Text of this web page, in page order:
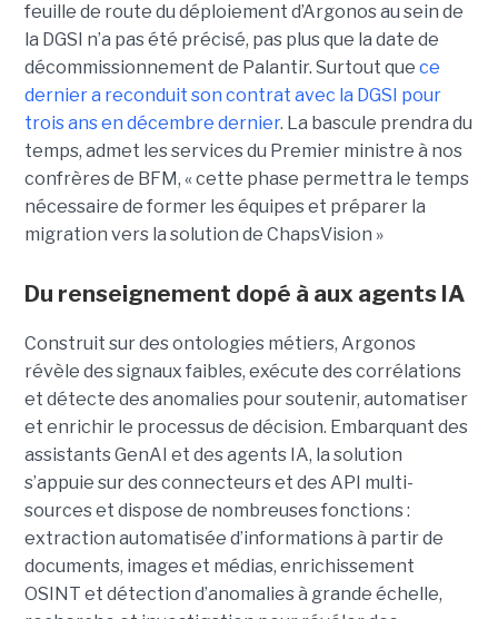
feuille de route du déploiement d’Argonos au sein de
la DGSI n’a pas été précisé, pas plus que la date de
décommissionnement de Palantir. Surtout que ce
dernier a reconduit son contrat avec la DGSI pour
trois ans en décembre dernier. La bascule prendra du
temps, admet les services du Premier ministre à nos
confrères de BFM, « cette phase permettra le temps
nécessaire de former les équipes et préparer la
migration vers la solution de ChapsVision »
Du renseignement dopé à aux agents IA
Construit sur des ontologies métiers, Argonos
révèle des signaux faibles, exécute des corrélations
et détecte des anomalies pour soutenir, automatiser
et enrichir le processus de décision. Embarquant des
assistants GenAI et des agents IA, la solution
s’appuie sur des connecteurs et des API multi-
sources et dispose de nombreuses fonctions :
extraction automatisée d’informations à partir de
documents, images et médias, enrichissement
OSINT et détection d’anomalies à grande échelle,